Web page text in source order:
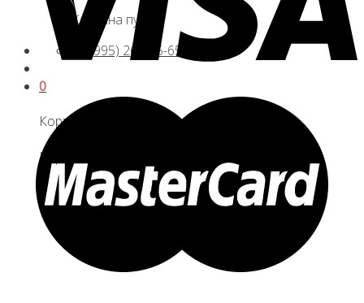
Корзина пуста.
+7 (995) 260-85-65
0
Корзина
Корзина пуста.